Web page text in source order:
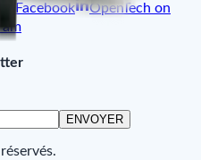
Facebook
OpenTech on
ENVOYER